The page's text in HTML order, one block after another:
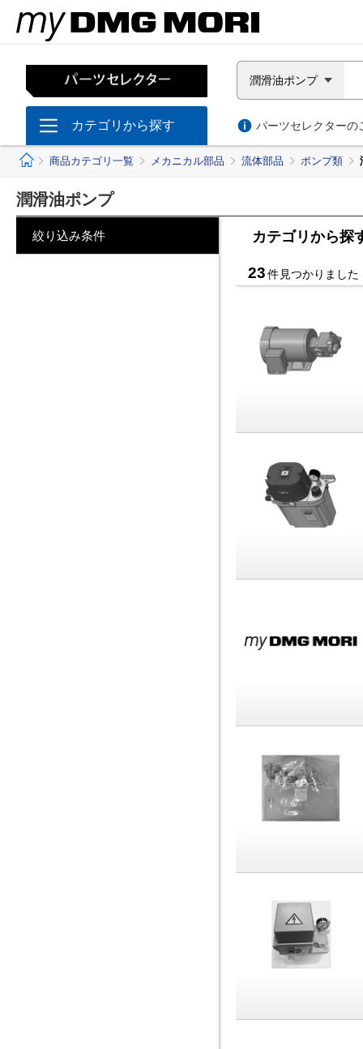
潤滑油ポンプ
カテゴリから探す パーツセレクターのご
ホーム
商品カテゴリ一覧 メカニカル部品 流体部品 ポンプ類
潤滑油ポンプ
カテゴリから探
23 件見つかりました
絞り込み条件